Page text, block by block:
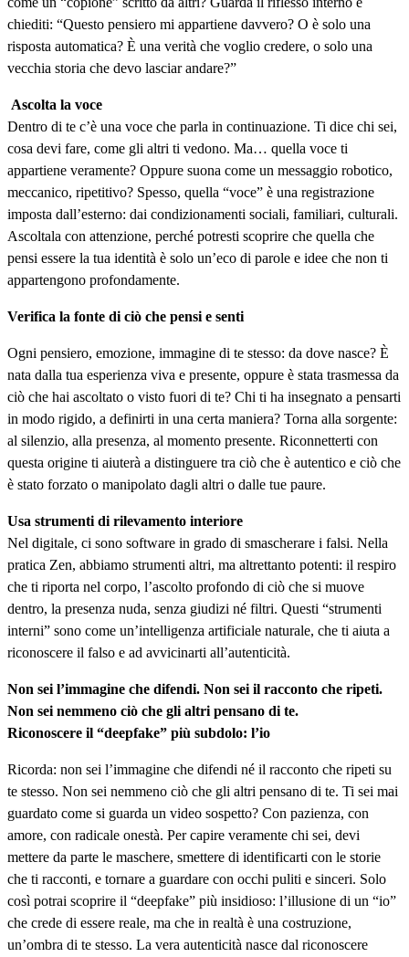
chiediti: “Questo pensiero mi appartiene davvero? O è solo una
risposta automatica? È una verità che voglio credere, o solo una
vecchia storia che devo lasciar andare?”
Ascolta la voce
Dentro di te c’è una voce che parla in continuazione. Ti dice chi sei,
cosa devi fare, come gli altri ti vedono. Ma… quella voce ti
appartiene veramente? Oppure suona come un messaggio robotico,
meccanico, ripetitivo? Spesso, quella “voce” è una registrazione
imposta dall’esterno: dai condizionamenti sociali, familiari, culturali.
Ascoltala con attenzione, perché potresti scoprire che quella che
pensi essere la tua identità è solo un’eco di parole e idee che non ti
appartengono profondamente.
Verifica la fonte di ciò che pensi e senti
Ogni pensiero, emozione, immagine di te stesso: da dove nasce? È
nata dalla tua esperienza viva e presente, oppure è stata trasmessa da
ciò che hai ascoltato o visto fuori di te? Chi ti ha insegnato a pensarti
in modo rigido, a definirti in una certa maniera? Torna alla sorgente:
al silenzio, alla presenza, al momento presente. Riconnetterti con
questa origine ti aiuterà a distinguere tra ciò che è autentico e ciò che
è stato forzato o manipolato dagli altri o dalle tue paure.
Usa strumenti di rilevamento interiore
Nel digitale, ci sono software in grado di smascherare i falsi. Nella
pratica Zen, abbiamo strumenti altri, ma altrettanto potenti: il respiro
che ti riporta nel corpo, l’ascolto profondo di ciò che si muove
dentro, la presenza nuda, senza giudizi né filtri. Questi “strumenti
interni” sono come un’intelligenza artificiale naturale, che ti aiuta a
riconoscere il falso e ad avvicinarti all’autenticità.
Non sei l’immagine che difendi. Non sei il racconto che ripeti.
Non sei nemmeno ciò che gli altri pensano di te.
Riconoscere il “deepfake” più subdolo: l’io
Ricorda: non sei l’immagine che difendi né il racconto che ripeti su
te stesso. Non sei nemmeno ciò che gli altri pensano di te. Ti sei mai
guardato come si guarda un video sospetto? Con pazienza, con
amore, con radicale onestà. Per capire veramente chi sei, devi
mettere da parte le maschere, smettere di identificarti con le storie
che ti racconti, e tornare a guardare con occhi puliti e sinceri. Solo
così potrai scoprire il “deepfake” più insidioso: l’illusione di un “io”
che crede di essere reale, ma che in realtà è una costruzione,
un’ombra di te stesso. La vera autenticità nasce dal riconoscere